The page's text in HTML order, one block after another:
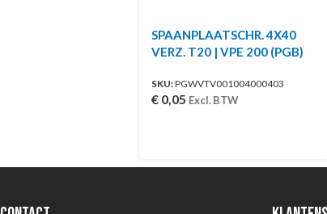
SPAANPLAATSCHR. 4X40
VERZ. T20 | VPE 200 (PGB)
SKU:PGWVTV001004000403
€ 0,05 Excl. BTW